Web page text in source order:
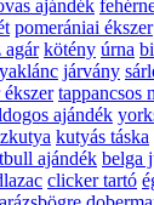
ajándék
pomerániai ékszer
agár kötény úrna
járvány
tappancsos
ajándék
kutyás táska
ajándék belga
clicker tartó